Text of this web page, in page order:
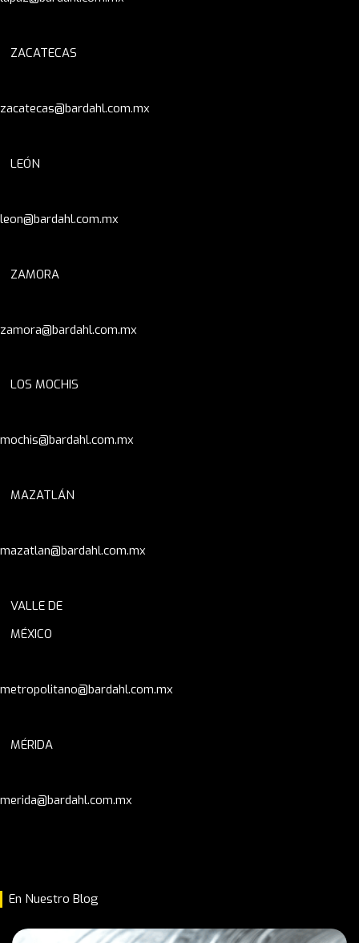
ZACATECAS
zacatecas@bardahl.com.mx
LEÓN
leon@bardahl.com.mx
ZAMORA
zamora@bardahl.com.mx
LOS MOCHIS
mochis@bardahl.com.mx
MAZATLÁN
mazatlan@bardahl.com.mx
VALLE DE
MÉXICO
metropolitano@bardahl.com.mx
MÉRIDA
merida@bardahl.com.mx
En Nuestro Blog